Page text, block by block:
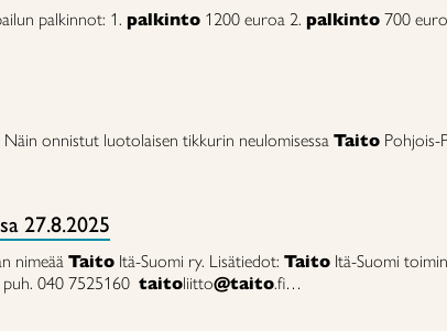
palkinnot: 1. palkinto 1200 euroa 2. palkinto 700
Näin onnistut luotolaisen tikkurin neulomisessa Taito Pohjois-
27.8.2025
nimeää Taito Itä-Suomi ry. Lisätiedot: Taito Itä-Suomi
040 7525160 taitoliitto@taito.fi…